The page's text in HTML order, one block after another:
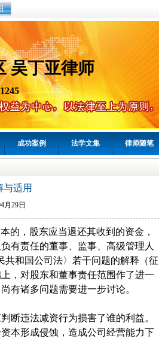
吴丁亚律师
成功案例 法学文集 律师随笔
适用
月29日
的，股东应当退还其收到的资金，
有责任的董事、监事、高级管理人
共和国公司法〉若干问题的解释（征
，对股东和董事责任范围作了进一
有诸多问题需要进一步讨论。
断违法减资行为损害了谁的利益。
本形成侵蚀，造成公司经营能力下